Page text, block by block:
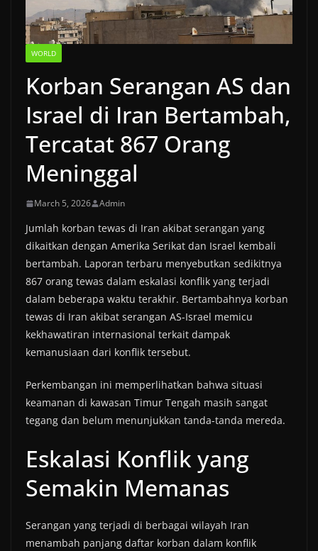
WORLD
Korban Serangan AS dan
Israel di Iran Bertambah,
Tercatat 867 Orang
Meninggal
March 5, 2026 Admin
Jumlah korban tewas di Iran akibat serangan yang
dikaitkan dengan Amerika Serikat dan Israel kembali
bertambah. Laporan terbaru menyebutkan sedikitnya
867 orang tewas dalam eskalasi konflik yang terjadi
dalam beberapa waktu terakhir. Bertambahnya korban
tewas di Iran akibat serangan AS-Israel memicu
kekhawatiran internasional terkait dampak
kemanusiaan dari konflik tersebut.
Perkembangan ini memperlihatkan bahwa situasi
keamanan di kawasan Timur Tengah masih sangat
tegang dan belum menunjukkan tanda-tanda mereda.
Eskalasi Konflik yang
Semakin Memanas
Serangan yang terjadi di berbagai wilayah Iran
menambah panjang daftar korban dalam konflik